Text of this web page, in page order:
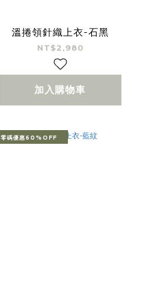
溫捲領針織上衣-石黑
NT$2,980
加入購物車
零碼優惠60%OFF